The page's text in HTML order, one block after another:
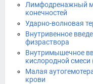
Лимфодренажный
конечностей
Ударно-волновая
Внутривенное
физраствора
Внутримышечное
кислородной
Малая
крови